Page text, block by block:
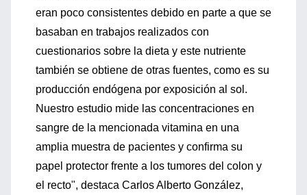
eran poco consistentes debido en parte a que se
basaban en trabajos realizados con
cuestionarios sobre la dieta y este nutriente
también se obtiene de otras fuentes, como es su
producción endógena por exposición al sol.
Nuestro estudio mide las concentraciones en
sangre de la mencionada vitamina en una
amplia muestra de pacientes y confirma su
papel protector frente a los tumores del colon y
el recto", destaca Carlos Alberto González,